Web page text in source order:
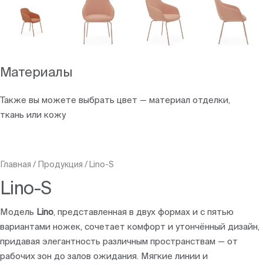
Материалы
Также вы можете выбрать цвет — материал отделки,
ткань или кожу
Главная / Продукция / Lino-S
Lino-S
Модель Lino, представленная в двух формах и с пятью
вариантами ножек, сочетает комфорт и утончённый дизайн,
придавая элегантность различным пространствам — от
рабочих зон до залов ожидания. Мягкие линии и